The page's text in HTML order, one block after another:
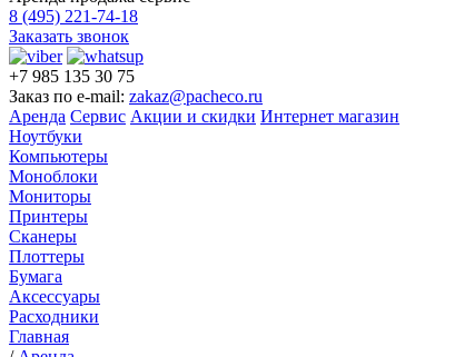
8 (495) 221-74-18
Заказать звонок
+7 985 135 30 75
Заказ по e-mail: zakaz@pacheco.ru
Аренда Сервис Акции и скидки Интернет магазин
Ноутбуки
Компьютеры
Моноблоки
Мониторы
Принтеры
Сканеры
Плоттеры
Бумага
Аксессуары
Расходники
Главная